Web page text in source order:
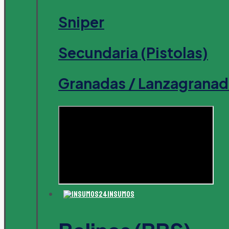
Sniper
Secundaria (Pistolas)
Granadas /
Insumos